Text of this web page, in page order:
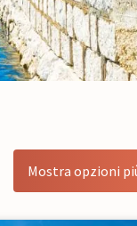
Mostra opzioni